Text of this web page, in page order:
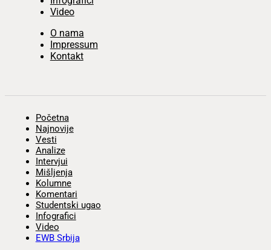
Video
O nama
Impressum
Kontakt
Početna
Najnovije
Vesti
Analize
Intervjui
Mišljenja
Kolumne
Komentari
Studentski ugao
Infografici
Video
EWB Srbija